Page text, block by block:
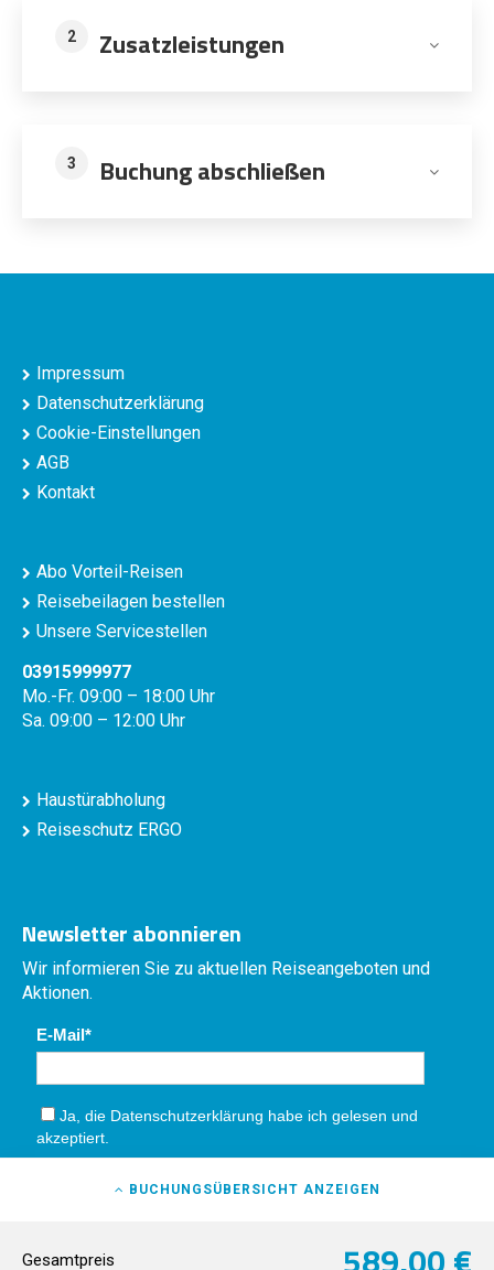
BUCHUNGSÜBERSICHT ANZEIGEN
Gesamtpreis
2 Zusatzleistungen
3 Buchung abschließen
Impressum
Datenschutzerklärung
Cookie-Einstellungen
AGB
Kontakt
Abo Vorteil-Reisen
Reisebeilagen bestellen
Unsere Servicestellen
03915999977
Mo.-Fr. 09:00 – 18:00 Uhr
Sa. 09:00 – 12:00 Uhr
Haustürabholung
Reiseschutz ERGO
Newsletter abonnieren
Wir informieren Sie zu aktuellen Reiseangeboten und
Aktionen.
E-Mail
Ja, die Datenschutzerklärung habe ich gelesen und
akzeptiert.
Absenden